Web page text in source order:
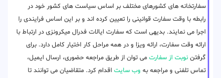
سفارتخانه های کشورهای مختلف بر اساس سیاست های کشور خود در
رابطه با وقت سفارت قوانینی را تعیین کرده اند و بر این اساس فرایندی را
اجرا می نمایند. بدیهی است که سفارت ایالات فدرال میکرونزی در ارتباط با
ارائه وقت سفارت، ارائه ویزا و در همه مراحل کار اختیار کامل دارد. برای
گرفتن نوبت از سفارت می توان از طریق مراجعه حضوری، ارسال ایمیل،
تماس تلفنی و مراجعه به وب سایت اقدام کرد. متقاضیان می توانند تا